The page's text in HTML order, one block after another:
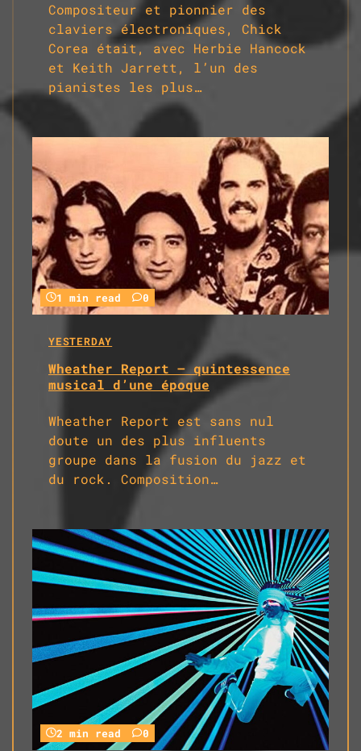
Compositeur et pionnier des
claviers électroniques, Chick
Corea était, avec Herbie Hancock
et Keith Jarrett, l’un des
pianistes les plus…
1 min read 0
YESTERDAY
Wheather Report – quintessence
musical d’une époque
Wheather Report est sans nul
doute un des plus influents
groupe dans la fusion du jazz et
du rock. Composition…
2 min read 0